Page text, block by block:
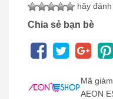
hãy
Chia sẻ bạn bè
Mã
AEON